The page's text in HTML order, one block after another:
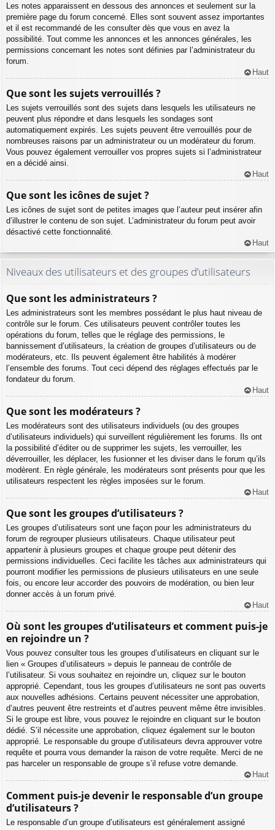
Les notes apparaissent en dessous des annonces et seulement sur la
première page du forum concerné. Elles sont souvent assez importantes
et il est recommandé de les consulter dès que vous en avez la
possibilité. Tout comme les annonces et les annonces générales, les
permissions concernant les notes sont définies par l’administrateur du
forum.
Haut
Que sont les sujets verrouillés ?
Les sujets verrouillés sont des sujets dans lesquels les utilisateurs ne
peuvent plus répondre et dans lesquels les sondages sont
automatiquement expirés. Les sujets peuvent être verrouillés pour de
nombreuses raisons par un administrateur ou un modérateur du forum.
Vous pouvez également verrouiller vos propres sujets si l’administrateur
en a décidé ainsi.
Haut
Que sont les icônes de sujet ?
Les icônes de sujet sont de petites images que l’auteur peut insérer afin
d’illustrer le contenu de son sujet. L’administrateur du forum peut avoir
désactivé cette fonctionnalité.
Haut
Niveaux des utilisateurs et des groupes d’utilisateurs
Que sont les administrateurs ?
Les administrateurs sont les membres possédant le plus haut niveau de
contrôle sur le forum. Ces utilisateurs peuvent contrôler toutes les
opérations du forum, telles que le réglage des permissions, le
bannissement d’utilisateurs, la création de groupes d’utilisateurs ou de
modérateurs, etc. Ils peuvent également être habilités à modérer
l’ensemble des forums. Tout ceci dépend des réglages effectués par le
fondateur du forum.
Haut
Que sont les modérateurs ?
Les modérateurs sont des utilisateurs individuels (ou des groupes
d’utilisateurs individuels) qui surveillent régulièrement les forums. Ils ont
la possibilité d’éditer ou de supprimer les sujets, les verrouiller, les
déverrouiller, les déplacer, les fusionner et les diviser dans le forum qu’ils
modèrent. En règle générale, les modérateurs sont présents pour que les
utilisateurs respectent les règles imposées sur le forum.
Haut
Que sont les groupes d’utilisateurs ?
Les groupes d’utilisateurs sont une façon pour les administrateurs du
forum de regrouper plusieurs utilisateurs. Chaque utilisateur peut
appartenir à plusieurs groupes et chaque groupe peut détenir des
permissions individuelles. Ceci facilite les tâches aux administrateurs qui
pourront modifier les permissions de plusieurs utilisateurs en une seule
fois, ou encore leur accorder des pouvoirs de modération, ou bien leur
donner accès à un forum privé.
Haut
Où sont les groupes d’utilisateurs et comment puis-je
en rejoindre un ?
Vous pouvez consulter tous les groupes d’utilisateurs en cliquant sur le
lien « Groupes d’utilisateurs » depuis le panneau de contrôle de
l’utilisateur. Si vous souhaitez en rejoindre un, cliquez sur le bouton
approprié. Cependant, tous les groupes d’utilisateurs ne sont pas ouverts
aux nouvelles adhésions. Certains peuvent nécessiter une approbation,
d’autres peuvent être restreints et d’autres peuvent même être invisibles.
Si le groupe est libre, vous pouvez le rejoindre en cliquant sur le bouton
dédié. S’il nécessite une approbation, cliquez également sur le bouton
approprié. Le responsable du groupe d’utilisateurs devra approuver votre
requête et pourra vous demander la raison de votre requête. Merci de ne
pas harceler un responsable de groupe s’il refuse votre demande.
Haut
Comment puis-je devenir le responsable d’un groupe
d’utilisateurs ?
Le responsable d’un groupe d’utilisateurs est généralement assigné